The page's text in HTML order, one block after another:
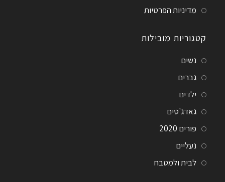
מדיניות הפרטיות
קטגוריות מובילות
נשים
גברים
ילדים
גאדג'טים
פורים 2020
נעליים
לבית ולמטבח